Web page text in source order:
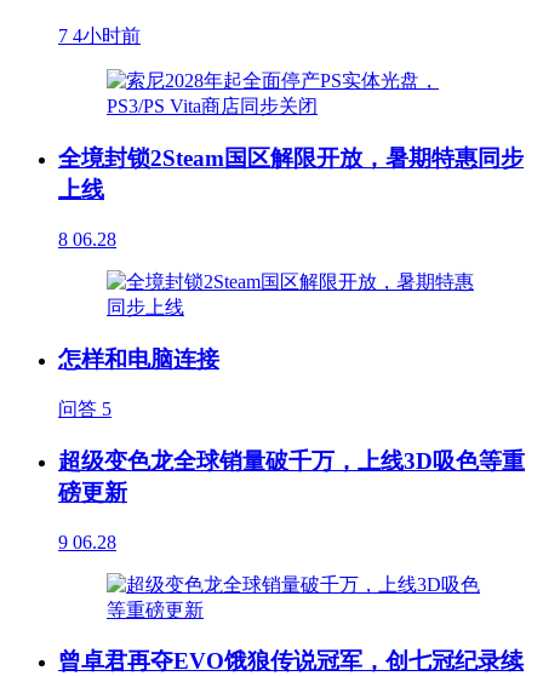
7 4小时前
全境封锁2Steam国区解限开放，暑期特惠同步
上线
8 06.28
怎样和电脑连接
问答 5
超级变色龙全球销量破千万，上线3D吸色等重
磅更新
9 06.28
曾卓君再夺EVO饿狼传说冠军，创七冠纪录续